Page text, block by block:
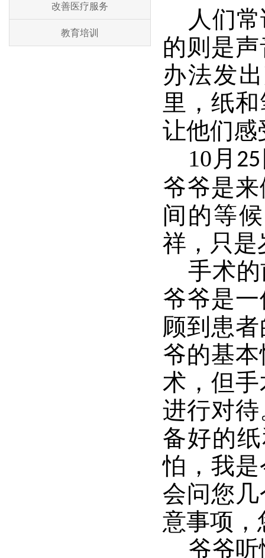
改善医疗服务
教育培训
人们
的则是
办法发
里，纸
让他们感
10 月 25
爷爷是
间的等
祥，只是
手术
爷爷是
顾到患
爷的基
术，但
进行对
备好的
怕，我
会问您
意事项，
爷爷